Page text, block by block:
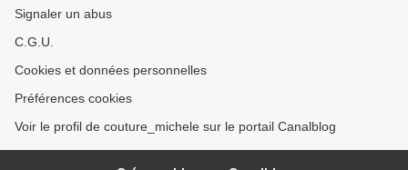
Signaler un abus
C.G.U.
Cookies et données personnelles
Préférences cookies
Voir le profil de couture_michele sur le portail Canalblog